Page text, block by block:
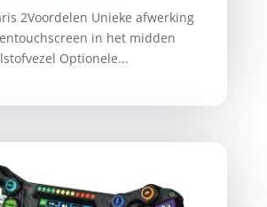
2Voordelen Unieke afwerking
in het midden
Optionele...